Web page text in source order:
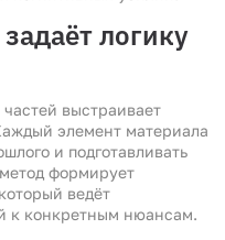
логику
выстраивает
элемент материала
и подготавливать
формирует
ведёт
к конкретным нюансам.